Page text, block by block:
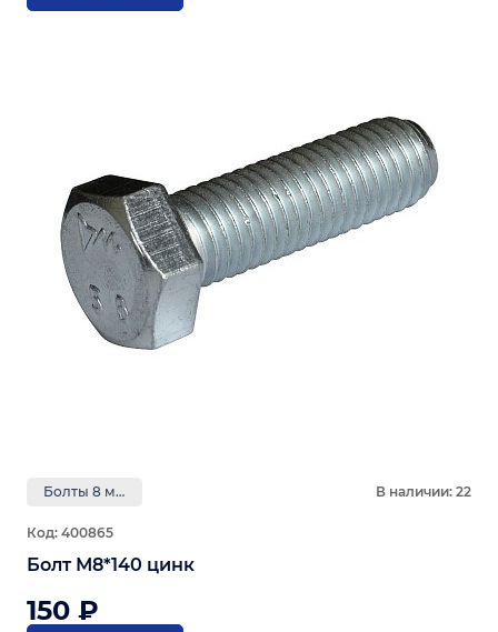
Болты 8 мм В наличии: 22
Код: 400865
Болт М8*140 цинк
150 ₽